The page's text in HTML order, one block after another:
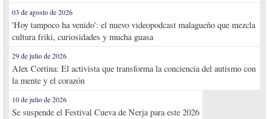
03 de agosto de 2026
'Hoy tampoco ha venido': el nuevo videopodcast malagueño que mezcla
cultura friki, curiosidades y mucha guasa
29 de julio de 2026
Alex Cortina: El activista que transforma la conciencia del autismo con
la mente y el corazón
10 de julio de 2026
Se suspende el Festival Cueva de Nerja para este 2026